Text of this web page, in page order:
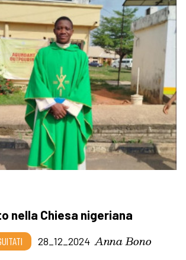
nella Chiesa nigeriana
28_12_2024 Anna Bono